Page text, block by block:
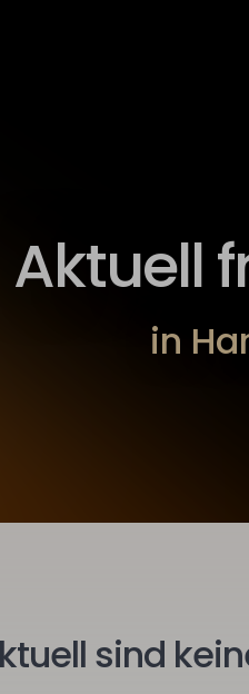
Aktuell
in
sind